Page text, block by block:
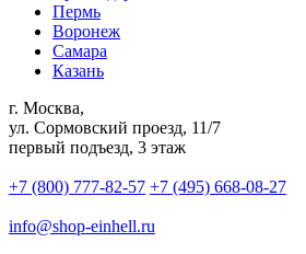
Пермь
Воронеж
Самара
Казань
г. Москва,
ул. Сормовский проезд, 11/7
первый подъезд, 3 этаж
+7 (800) 777-82-57 +7 (495) 668-08-27
info@shop-einhell.ru